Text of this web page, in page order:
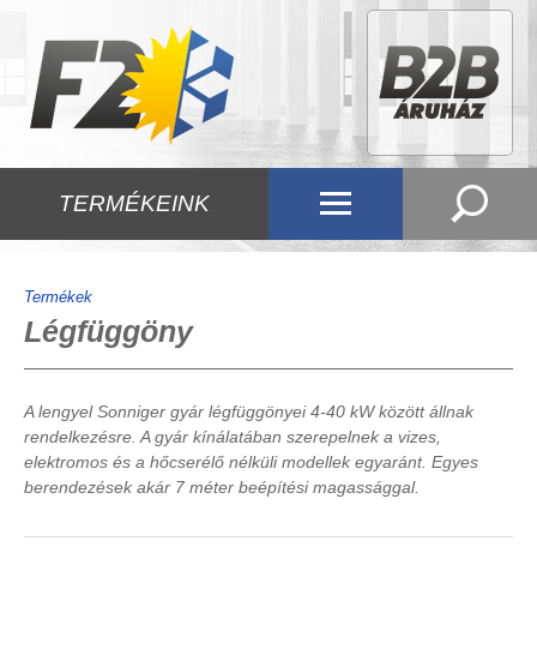
TERMÉKEINK
Termékek
Légfüggöny
A lengyel Sonniger gyár légfüggönyei 4-40 kW között állnak
rendelkezésre. A gyár kínálatában szerepelnek a vizes,
elektromos és a hőcserélő nélküli modellek egyaránt. Egyes
berendezések akár 7 méter beépítési magassággal.